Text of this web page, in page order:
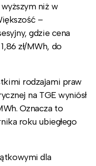
niż w
–
gdzie cena
zł/MWh, do
rodzajami praw
na TGE wyniósł
Oznacza to
roku ubiegłego
dla